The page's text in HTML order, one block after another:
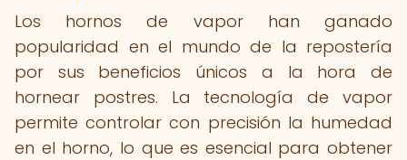
Los hornos de vapor han ganado
popularidad en el mundo de la repostería
por sus beneficios únicos a la hora de
hornear postres. La tecnología de vapor
permite controlar con precisión la humedad
en el horno, lo que es esencial para obtener